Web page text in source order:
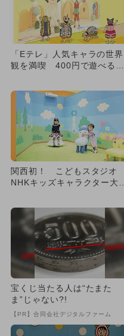
「Eテレ」人気キャラの世界
観を満喫 400円で遊べる子
関西初！ こどもスタジオ
NHKキッズキャラクター大集
宝くじ当たる人は“たまた
ま”じゃない?!
【PR】合同会社デジタルファーム